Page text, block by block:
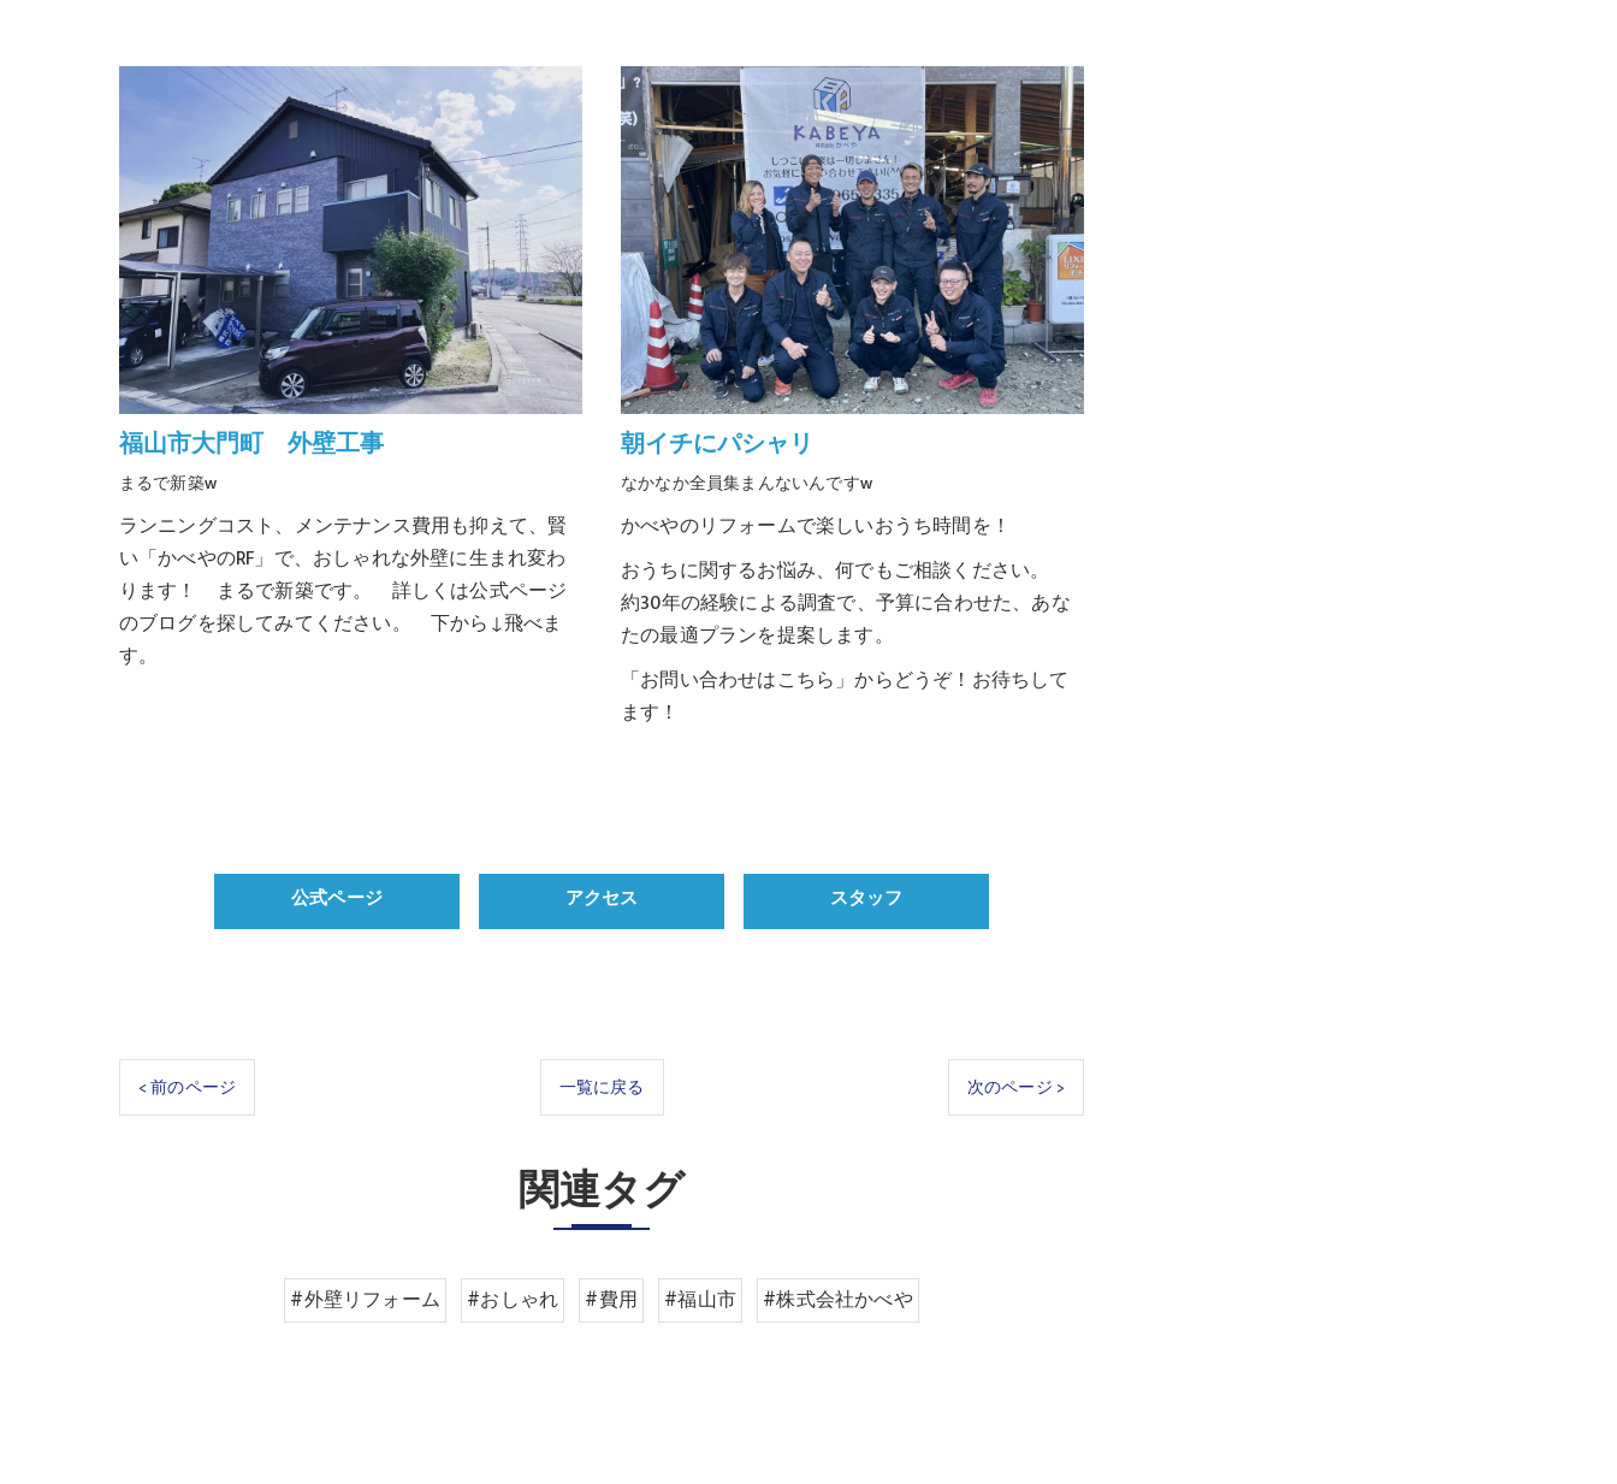
福山市大門町 外壁工事
まるで新築w
ランニングコスト、メンテナンス費用も抑えて、賢
い「かべやのRF」で、おしゃれな外壁に生まれ変わ
ります！ まるで新築です。 詳しくは公式ページ
のブログを探してみてください。 下から↓飛べま
す。
朝イチにパシャリ
なかなか全員集まんないんですw
かべやのリフォームで楽しいおうち時間を！
おうちに関するお悩み、何でもご相談ください。
約30年の経験による調査で、予算に合わせた、あな
たの最適プランを提案します。
「お問い合わせはこちら」からどうぞ！お待ちして
ます！
公式ページ アクセス スタッフ
< 前のページ 一覧に戻る 次のページ >
関連タグ
#外壁リフォーム #おしゃれ #費用 #福山市 #株式会社かべや